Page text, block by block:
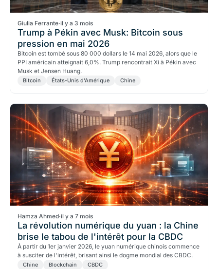
Giulia Ferrante·il y a 3 mois
Trump à Pékin avec Musk: Bitcoin sous
pression en mai 2026
Bitcoin est tombé sous 80 000 dollars le 14 mai 2026, alors que le
PPI américain atteignait 6,0%. Trump rencontrait Xi à Pékin avec
Musk et Jensen Huang.
Bitcoin États-Unis d'Amérique Chine
Hamza Ahmed·il y a 7 mois
La révolution numérique du yuan : la Chine
brise le tabou de l'intérêt pour la CBDC
À partir du 1er janvier 2026, le yuan numérique chinois commence
à susciter de l'intérêt, brisant ainsi le dogme mondial des CBDC.
Chine Blockchain CBDC